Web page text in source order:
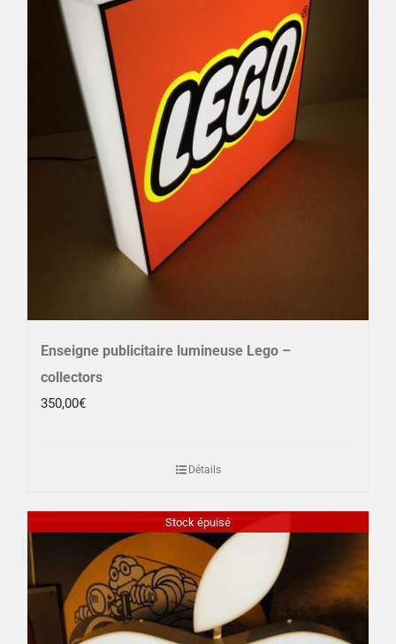
Enseigne publicitaire lumineuse Lego –
collectors
350,00€
Détails
Stock épuisé